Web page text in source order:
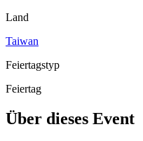
Land
Taiwan
Feiertagstyp
Feiertag
Über dieses Event